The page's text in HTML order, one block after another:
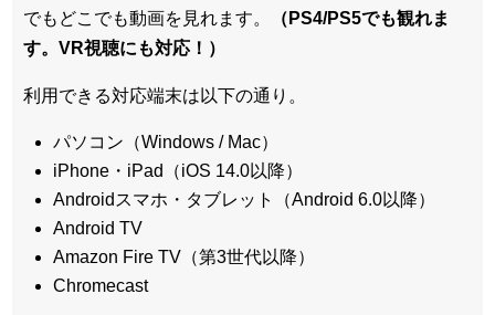
でもどこでも動画を見れます。
（PS4/PS5でも観れま
す。VR視聴にも対応！）
利用できる対応端末は以下の通り。
パソコン（Windows / Mac）
iPhone・iPad（iOS 14.0以降）
Androidスマホ・タブレット（Android 6.0以降）
Android TV
Amazon Fire TV（第3世代以降）
Chromecast